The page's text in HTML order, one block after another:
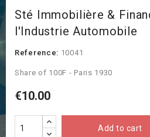
Sté Immobilière &
l'Industrie Automobile
Reference: 10041
Share of 100F - Paris 1930
€10.00
Add to cart